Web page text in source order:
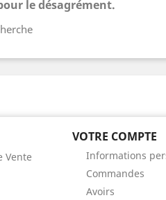
le désagrément.
Vente
VOTRE COMPTE
Informations
Commandes
Avoirs